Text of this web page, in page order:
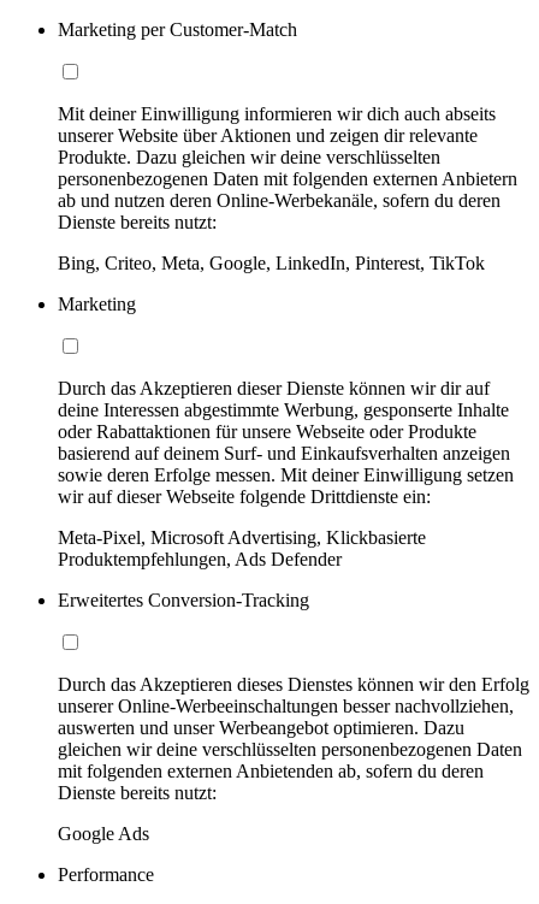
Marketing per Customer-Match
Mit deiner Einwilligung informieren wir dich auch abseits
unserer Website über Aktionen und zeigen dir relevante
Produkte. Dazu gleichen wir deine verschlüsselten
personenbezogenen Daten mit folgenden externen Anbietern
ab und nutzen deren Online-Werbekanäle, sofern du deren
Dienste bereits nutzt:
Bing, Criteo, Meta, Google, LinkedIn, Pinterest, TikTok
Marketing
Durch das Akzeptieren dieser Dienste können wir dir auf
deine Interessen abgestimmte Werbung, gesponserte Inhalte
oder Rabattaktionen für unsere Webseite oder Produkte
basierend auf deinem Surf- und Einkaufsverhalten anzeigen
sowie deren Erfolge messen. Mit deiner Einwilligung setzen
wir auf dieser Webseite folgende Drittdienste ein:
Meta-Pixel, Microsoft Advertising, Klickbasierte
Produktempfehlungen, Ads Defender
Erweitertes Conversion-Tracking
Durch das Akzeptieren dieses Dienstes können wir den Erfolg
unserer Online-Werbeeinschaltungen besser nachvollziehen,
auswerten und unser Werbeangebot optimieren. Dazu
gleichen wir deine verschlüsselten personenbezogenen Daten
mit folgenden externen Anbietenden ab, sofern du deren
Dienste bereits nutzt:
Google Ads
Performance